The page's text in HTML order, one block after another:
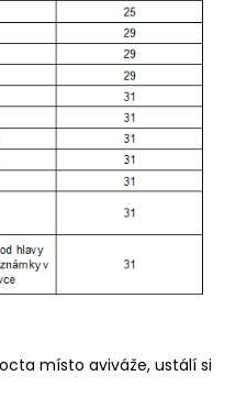
místo aviváže, ustálí si